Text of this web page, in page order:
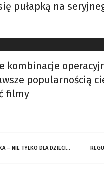
pułapką na
kombinacje
popularnością
filmy
– NIE TYLKO DLA DZIECI…